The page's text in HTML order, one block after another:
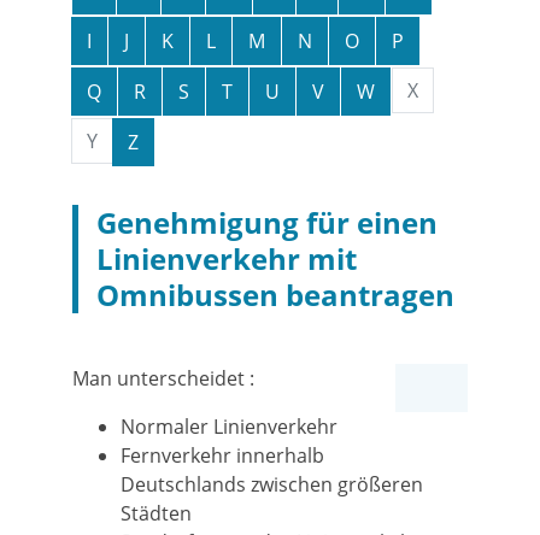
I
J K L M N O
P
Q
R S T U V W
X
Y
Z
Genehmigung für einen
Linienverkehr mit
Omnibussen beantragen
Man unterscheidet :
Normaler Linienverkehr
Fernverkehr innerhalb
Deutschlands zwischen größeren
Städten